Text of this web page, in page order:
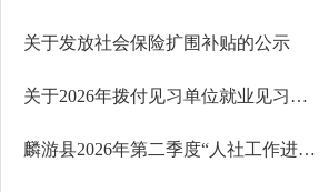
关于发放社会保险扩围补贴的公示
关于2026年拨付见习单位就业见习补贴（第三批）的公示
麟游县2026年第二季度“人社工作进园区”暨重点企业用工...